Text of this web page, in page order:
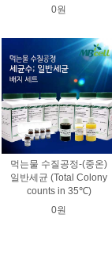
0원
먹는물 수질공정-(중온)
일반세균 (Total Colony
counts in 35℃)
0원